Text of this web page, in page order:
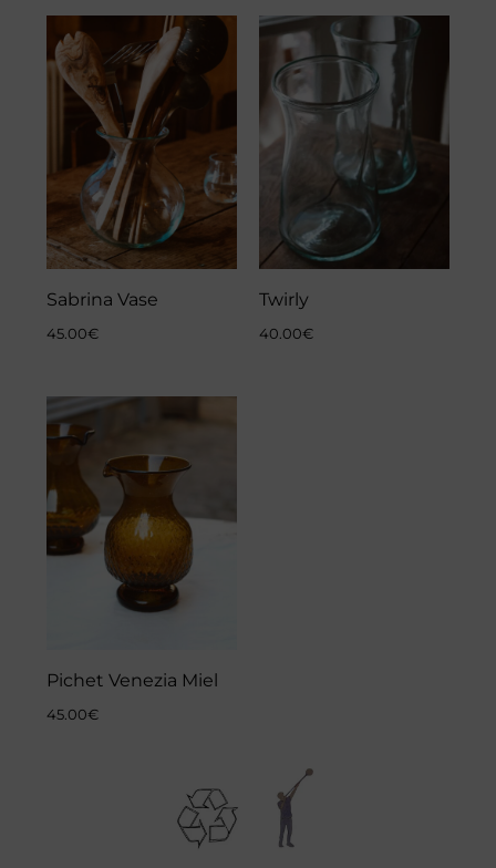
Sabrina Vase
45.00€
Twirly
40.00€
Pichet Venezia Miel
45.00€